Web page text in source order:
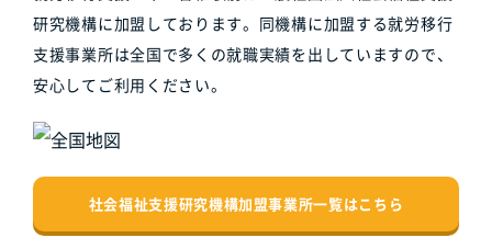
研究機構に加盟しております。同機構に加盟する就労移行
支援事業所は全国で多くの就職実績を出していますので、
安心してご利用ください。
社会福祉支援研究機構加盟事業所一覧はこちら